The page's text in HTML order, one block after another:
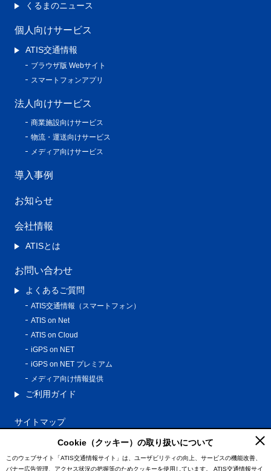
くるまのニュース
個人向けサービス
ATIS交通情報
ブラウザ版 Webサイト
スマートフォンアプリ
法人向けサービス
商業施設向けサービス
物流・運送向けサービス
メディア向けサービス
導入事例
お知らせ
会社情報
ATISとは
お問い合わせ
よくあるご質問
ATIS交通情報（スマートフォン）
ATIS on Net
ATIS on Cloud
iGPS on NET
iGPS on NET プレミアム
メディア向け情報提供
ご利用ガイド
サイトマップ
プライバシーポリシー
利用規約
Cookie（クッキー）の取り扱いについて
このウェブサイト「ATIS交通情報サイト」は、ユーザビリティの向上、サービスの機能改善、
バナー広告管理、アクセス状況の把握等のためクッキーを使用しています。
ATIS交通情報サイ